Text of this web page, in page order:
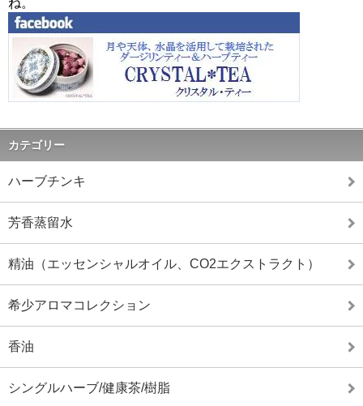
ね。
カテゴリー
ハーブチンキ
芳香蒸留水
精油（エッセンシャルオイル、CO2エクストラクト）
希少アロマコレクション
香油
シングルハーブ/健康茶/樹脂